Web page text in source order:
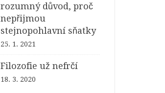
rozumný důvod, proč
nepřijmou
stejnopohlavní sňatky
25. 1. 2021
Filozofie už nefrčí
18. 3. 2020